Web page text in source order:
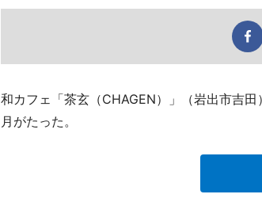
和カフェ「茶玄（CHAGEN）」（岩出市吉
月がたった。